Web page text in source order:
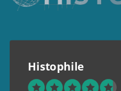
Histophile